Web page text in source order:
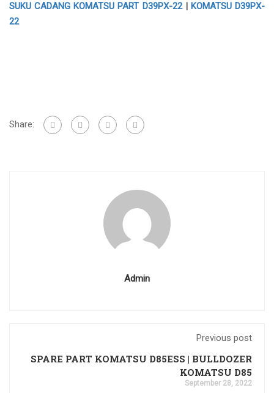
SUKU CADANG KOMATSU PART D39PX-22| KOMATSU D39PX-
22
Share:
Admin
Previous post
SPARE PART KOMATSU D85ESS | BULLDOZER
KOMATSU D85
September 28, 2022